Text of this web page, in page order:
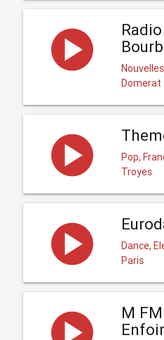
Nouvelles
Domerat
Pop,
Troyes
Dance,
Paris
M